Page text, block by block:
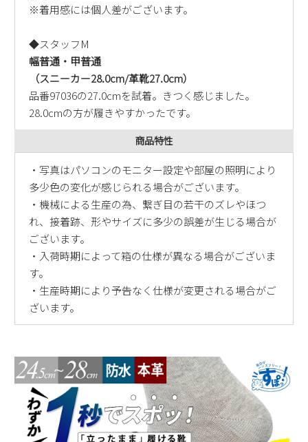
※着用感には個人差がございます。
◆スタッフM
幅普通・甲普通
（スニーカー28.0cm/革靴27.0cm）
品番97036の27.0cmを試着。きつく感じました。
28.0cmの方が履きやすかったです。
商品特性
・写真はパソコンのモニター設定や部屋の照明により
多少色の変化が感じられる場合がございます。
・機械による生産の為、繋ぎ目の若干のズレやほつ
れ、接着跡、形やサイズに多少の誤差が生じる場合が
ございます。
・入荷時期によって箱の仕様が異なる場合がございま
す。
・生産時期により予告なく仕様が変更される場合がご
ざいます。